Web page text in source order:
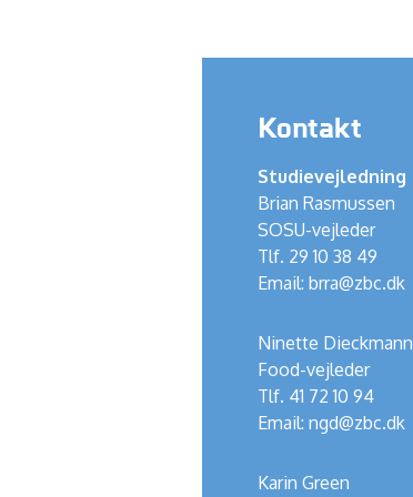
Kontakt
Studievejledning
Brian Rasmussen
SOSU-vejleder
Tlf. 29 10 38 49
Email: brra@zbc.dk
Ninette Dieckmann
Food-vejleder
Tlf. 41 72 10 94
Email: ngd@zbc.dk
Karin Green